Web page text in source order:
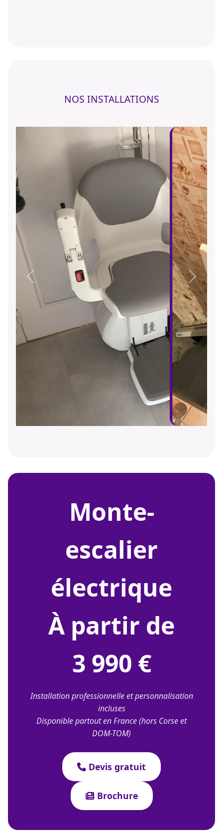
NOS INSTALLATIONS
Précédent Suivant
monte-
escalier
électrique
À partir de
3 990 €
Installation professionnelle et personnalisation
incluses
Disponible partout en France (hors Corse et
DOM-TOM)
Devis gratuit
Brochure